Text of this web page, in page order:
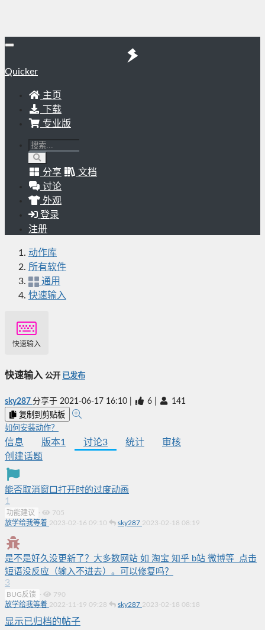
Quicker
主页
下载
专业版
分享
文档
讨论
外观
登录
注册
动作库
所有软件
通用
快速输入
快速输入
快速输入 公开 已发布
sky287 分享于 2021-06-17 16:10 6 141
复制到剪贴板
如何安装动作？
信息 版本1 讨论3 统计
审核
创建话题
能否取消窗口打开时的过度动画
1
功能建议 ·
705
放学给我等着 2023-02-16 09:10 sky287 2023-02-18 08:19
是不是好久没更新了？大多数网站 如 淘宝 知乎 b站 微博等 点击
短语没反应（输入不进去）。可以修复吗？
3
BUG反馈 ·
790
放学给我等着 2022-11-19 09:28 sky287 2023-02-18 08:18
显示已归档的帖子